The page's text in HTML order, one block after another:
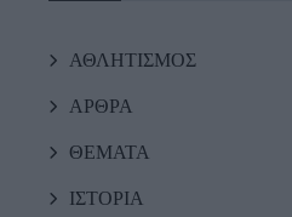
ΑΘΛΗΤΙΣΜΟΣ
ΑΡΘΡΑ
ΘΕΜΑΤΑ
ΙΣΤΟΡΙΑ